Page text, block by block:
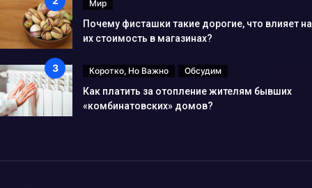
Мир
Почему фисташки такие дорогие, что влияет на
их стоимость в магазинах?
Коротко, Но Важно Обсудим
Как платить за отопление жителям бывших
«комбинатовских» домов?